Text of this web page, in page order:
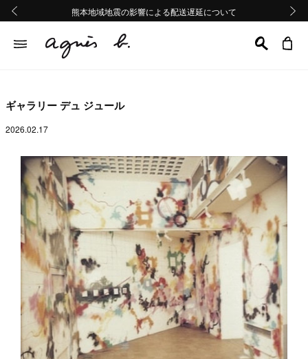
熊本地域地震の影響による配送遅延について
Summer Sale 2buy10%OFF!!
熊本地域地震の影響による配送遅延について
Summer Sale 2buy10%OFF!!
ギャラリー デュ ジュール
2026.02.17